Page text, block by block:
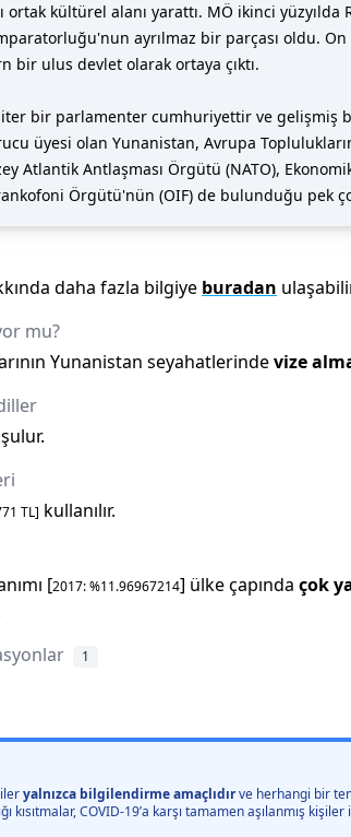
ortak kültürel alanı yarattı. MÖ ikinci
ayrılmaz bir parçası oldu.
bir ulus devlet olarak ortaya çıktı.
bir parlamenter cumhuriyettir ve gelişmiş
üyesi olan Yunanistan, Avrupa
Atlantik Antlaşması Örgütü (NATO),
Örgütü'nün (OIF) de bulunduğu pek
daha fazla bilgiye buradan
mu?
Yunanistan seyahatlerindevize
TL] kullanılır.
[2017: %11.96967214] ülke çapında çok
1
yalnızca bilgilendirme amaçlıdırve herhangi bir
kısıtmalar, COVID-19’a karşı tamamen aşılanmış